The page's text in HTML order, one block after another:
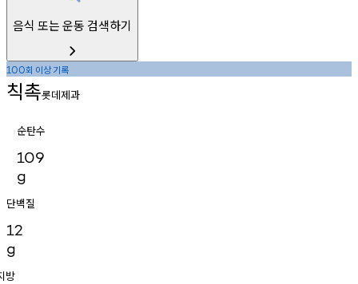
음식 또는 운동 검색하기
100회 이상기록
칙촉롯데제과
순탄수
109
g
단백질
12
g
방